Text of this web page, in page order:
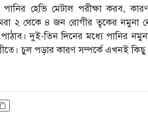
হেভি মেটাল পরীক্ষা করব,
২ থেকে ৪ জন রোগীর ত্বকের নমুনা
দুই-তিন দিনের মধ্যে পানির
চুল পড়ার কারণ সম্পর্কে এখনই কিছু